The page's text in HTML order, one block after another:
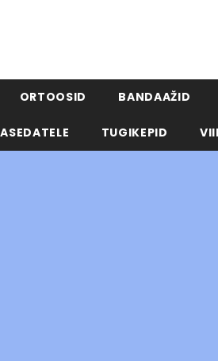
ORTOOSID BANDAAŽID
TUGIKEPID